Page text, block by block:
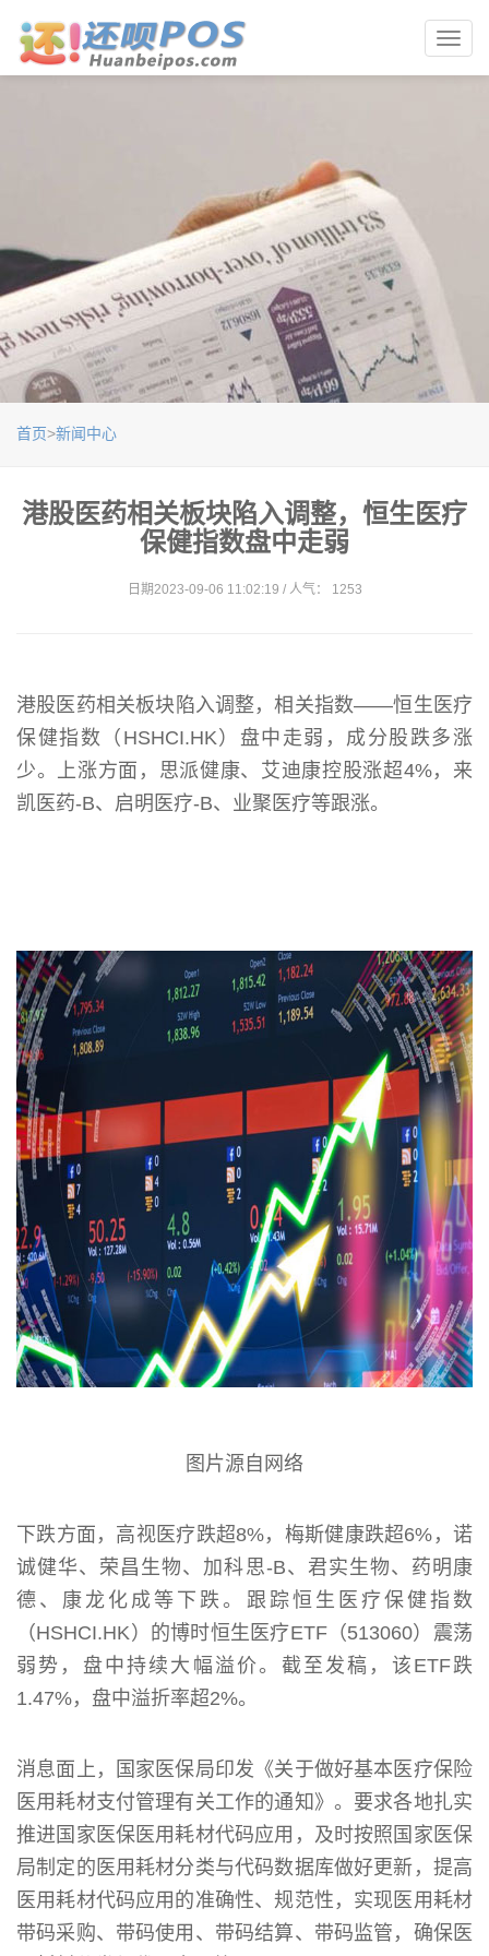
首页>新闻中心
港股医药相关板块陷入调整，恒生医疗
保健指数盘中走弱
日期2023-09-06 11:02:19 / 人气： 1253
港股医药相关板块陷入调整，相关指数——恒生医疗
保健指数（HSHCI.HK）盘中走弱，成分股跌多涨
少。上涨方面，思派健康、艾迪康控股涨超4%，来
凯医药-B、启明医疗-B、业聚医疗等跟涨。
图片源自网络
下跌方面，高视医疗跌超8%，梅斯健康跌超6%，诺
诚健华、荣昌生物、加科思-B、君实生物、药明康
德、康龙化成等下跌。跟踪恒生医疗保健指数
（HSHCI.HK）的博时恒生医疗ETF（513060）震荡
弱势，盘中持续大幅溢价。截至发稿，该ETF跌
1.47%，盘中溢折率超2%。
消息面上，国家医保局印发《关于做好基本医疗保险
医用耗材支付管理有关工作的通知》。要求各地扎实
推进国家医保医用耗材代码应用，及时按照国家医保
局制定的医用耗材分类与代码数据库做好更新，提高
医用耗材代码应用的准确性、规范性，实现医用耗材
带码采购、带码使用、带码结算、带码监管，确保医